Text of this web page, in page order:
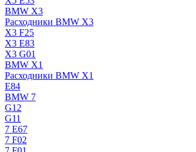
BMW X3
Расходники BMW X3
X3 F25
X3 E83
X3 G01
BMW X1
Расходники BMW X1
E84
BMW 7
G12
G11
7 Е67
7 F02